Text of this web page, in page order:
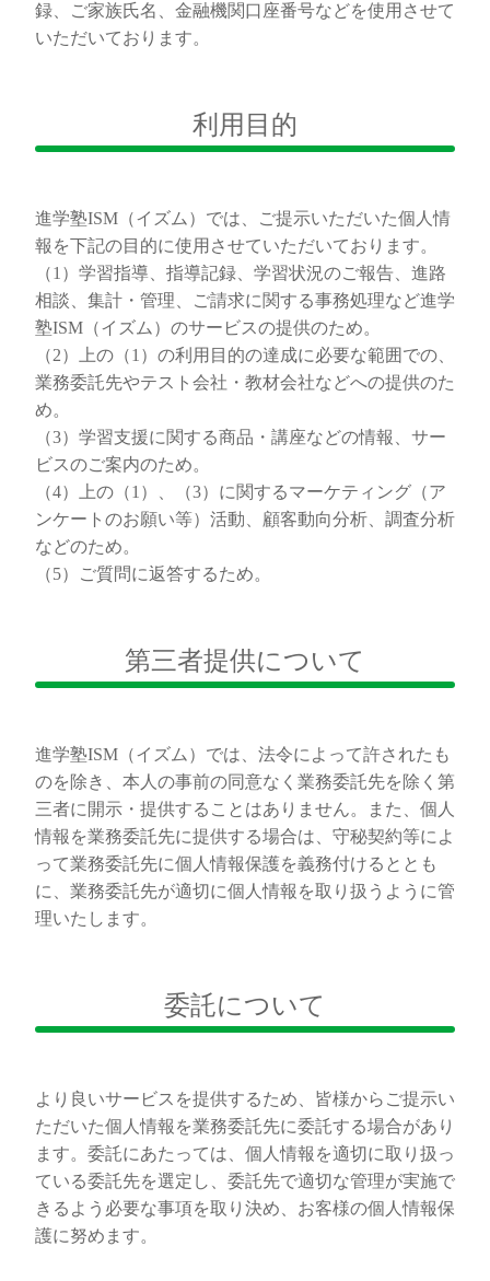
録、ご家族氏名、金融機関口座番号などを使用させて
いただいております。
利用目的
進学塾ISM（イズム）では、ご提示いただいた個人情
報を下記の目的に使用させていただいております。
（1）学習指導、指導記録、学習状況のご報告、進路
相談、集計・管理、ご請求に関する事務処理など進学
塾ISM（イズム）のサービスの提供のため。
（2）上の（1）の利用目的の達成に必要な範囲での、
業務委託先やテスト会社・教材会社などへの提供のた
め。
（3）学習支援に関する商品・講座などの情報、サー
ビスのご案内のため。
（4）上の（1）、（3）に関するマーケティング（ア
ンケートのお願い等）活動、顧客動向分析、調査分析
などのため。
（5）ご質問に返答するため。
第三者提供について
進学塾ISM（イズム）では、法令によって許されたも
のを除き、本人の事前の同意なく業務委託先を除く第
三者に開示・提供することはありません。また、個人
情報を業務委託先に提供する場合は、守秘契約等によ
って業務委託先に個人情報保護を義務付けるととも
に、業務委託先が適切に個人情報を取り扱うように管
理いたします。
委託について
より良いサービスを提供するため、皆様からご提示い
ただいた個人情報を業務委託先に委託する場合があり
ます。委託にあたっては、個人情報を適切に取り扱っ
ている委託先を選定し、委託先で適切な管理が実施で
きるよう必要な事項を取り決め、お客様の個人情報保
護に努めます。